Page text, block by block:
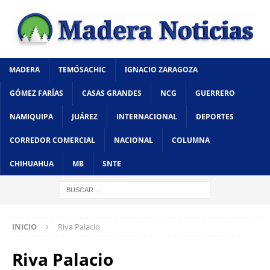
MADERA TEMÓSACHIC IGNACIO ZARAGOZA
GÓMEZ FARÍAS CASAS GRANDES NCG GUERRERO
NAMIQUIPA JUÁREZ INTERNACIONAL DEPORTES
CORREDOR COMERCIAL NACIONAL COLUMNA
CHIHUAHUA MB SNTE
INICIO Riva Palacio
Riva Palacio